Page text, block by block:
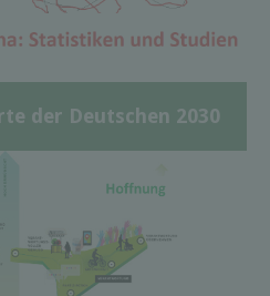
der Deutschen 2030